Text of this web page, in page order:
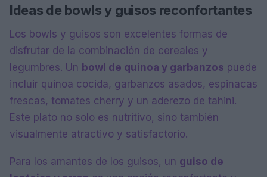
Ideas de bowls y guisos reconfortantes
Los bowls y guisos son excelentes formas de
disfrutar de la combinación de cereales y
legumbres. Un bowl de quinoa y garbanzos puede
incluir quinoa cocida, garbanzos asados, espinacas
frescas, tomates cherry y un aderezo de tahini.
Este plato no solo es nutritivo, sino también
visualmente atractivo y satisfactorio.
Para los amantes de los guisos, un guiso de